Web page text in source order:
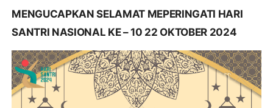
MENGUCAPKAN SELAMAT MEPERINGATI HARI
SANTRI NASIONAL KE – 10 22 OKTOBER 2024